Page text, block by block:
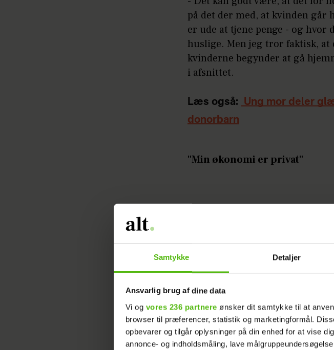
Samtykke Detaljer
Ansvarlig brug af dine data
Vi og vores 236 partnere ønsker dit samtykke til at
browser til præferencer, statistik og marketingformål.
opbevarer og tilgår oplysninger på din enhed for at vise
annonce- og indholdsmåling, lave
på det der med, at kvinden går
er ude at tjene penge - og
huslige. Men jeg tror faktisk,
kvinderne begynder at gå
i afsnittet.
Læs også:
Ung mor deler
donorbarn
"Min økonomi er privat"
For nylig fortalte Martinna,
ansat deres mor til at passe
hun har lukket sin private
mor skulle have tid til at passe
to ting krævede en del mere